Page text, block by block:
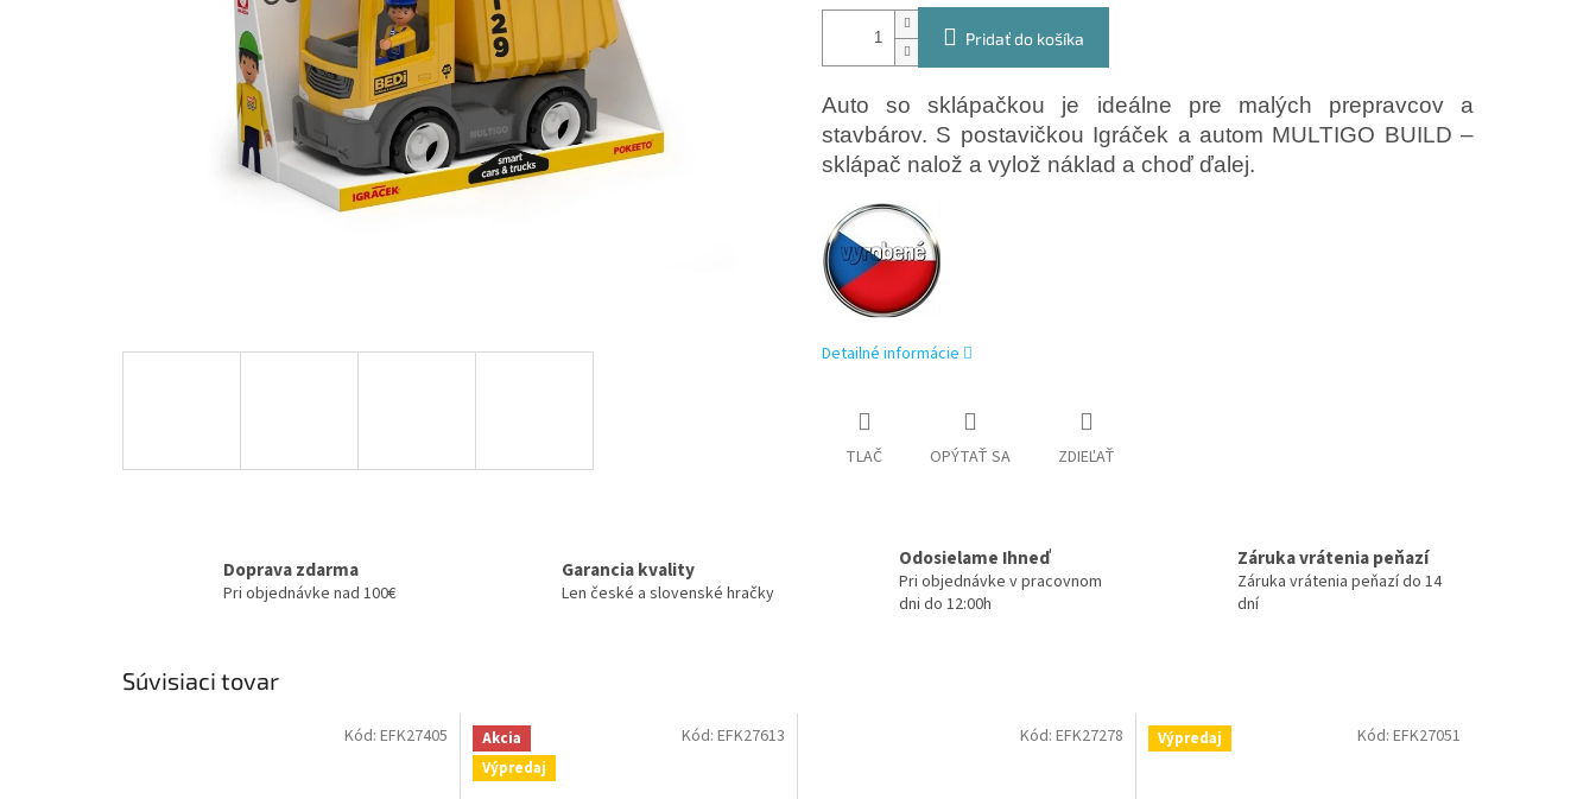
Pridať do košíka
Auto so sklápačkou je ideálne pre malých prepravcov a
stavbárov. S postavičkou Igráček a autom MULTIGO BUILD –
sklápač nalož a vylož náklad a choď ďalej.
Detailné informácie
TLAČ OPÝTAŤ SA ZDIEĽAŤ
Doprava zdarma
Pri objednávke nad 100€
Garancia kvality
Len české a slovenské hračky
Odosielame Ihneď
Pri objednávke v pracovnom
dni do 12:00h
Záruka vrátenia peňazí
Záruka vrátenia peňazí do 14
dní
Súvisiaci tovar
Kód: EFK27405
Akcia
Výpredaj
Kód: EFK27613 Kód: EFK27278 Výpredaj Kód: EFK27051